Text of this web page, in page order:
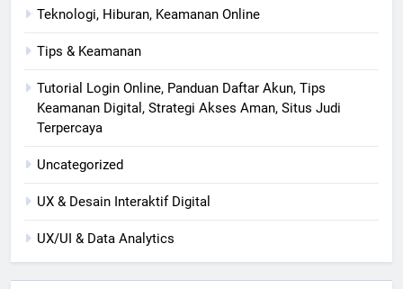
Teknologi, Hiburan, Keamanan Online
Tips & Keamanan
Tutorial Login Online, Panduan Daftar Akun, Tips
Keamanan Digital, Strategi Akses Aman, Situs Judi
Terpercaya
Uncategorized
UX & Desain Interaktif Digital
UX/UI & Data Analytics